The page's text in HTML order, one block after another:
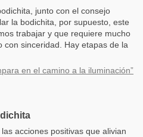
junto con el consejo
la bodichita, por supuesto, este
trabajar y que requiere mucho
sinceridad. Hay etapas de la
en el camino a la iluminación”
acciones positivas que alivian